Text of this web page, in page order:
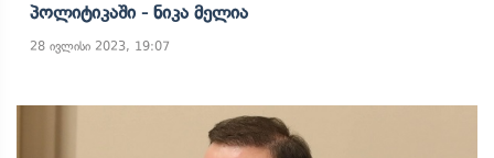
Პოლიტიკაში - Ნიკა Მელია
28 ივლისი 2023, 19:07